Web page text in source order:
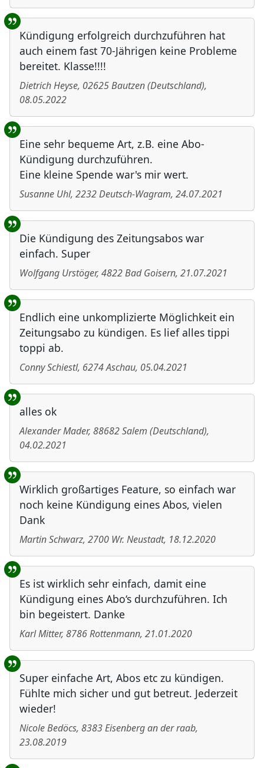
Kündigung erfolgreich durchzuführen hat
auch einem fast 70-Jährigen keine Probleme
bereitet. Klasse!!!!
Dietrich Heyse, 02625Bautzen(Deutschland),
08.05.2022
Eine sehr bequeme Art, z.B. eine Abo-
Kündigung durchzuführen.
Eine kleine Spende war's mir wert.
Susanne Uhl, 2232Deutsch-Wagram, 24.07.2021
Die Kündigung des Zeitungsabos war
einfach. Super
Wolfgang Urstöger, 4822Bad Goisern, 21.07.2021
Endlich eine unkomplizierte Möglichkeit ein
Zeitungsabo zu kündigen. Es lief alles tippi
toppi ab.
Conny Schiestl, 6274Aschau, 05.04.2021
alles ok
Alexander Mader, 88682Salem (Deutschland),
04.02.2021
Wirklich großartiges Feature, so einfach war
noch keine Kündigung eines Abos, vielen
Dank
Martin Schwarz, 2700 Wr. Neustadt, 18.12.2020
Es ist wirklich sehr einfach, damit eine
Kündigung eines Abo‘s durchzuführen. Ich
bin begeistert. Danke
Karl Mitter, 8786Rottenmann, 21.01.2020
Super einfache Art, Abos etc zu kündigen.
Fühlte mich sicher und gut betreut. Jederzeit
wieder!
Nicole Bedöcs, 8383Eisenberg an der raab,
23.08.2019